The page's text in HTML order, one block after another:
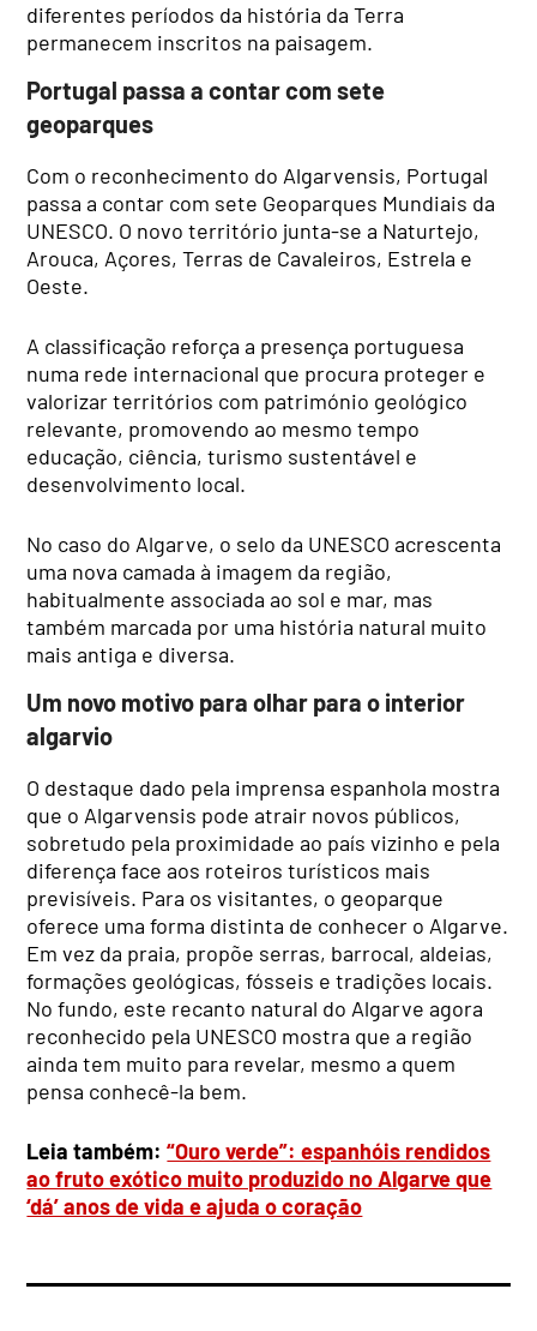
diferentes períodos da história da Terra
permanecem inscritos na paisagem.
Portugal passa a contar com sete
geoparques
Com o reconhecimento do Algarvensis, Portugal
passa a contar com sete Geoparques Mundiais da
UNESCO. O novo território junta-se a Naturtejo,
Arouca, Açores, Terras de Cavaleiros, Estrela e
Oeste.
A classificação reforça a presença portuguesa
numa rede internacional que procura proteger e
valorizar territórios com património geológico
relevante, promovendo ao mesmo tempo
educação, ciência, turismo sustentável e
desenvolvimento local.
No caso do Algarve, o selo da UNESCO acrescenta
uma nova camada à imagem da região,
habitualmente associada ao sol e mar, mas
também marcada por uma história natural muito
mais antiga e diversa.
Um novo motivo para olhar para o interior
algarvio
O destaque dado pela imprensa espanhola mostra
que o Algarvensis pode atrair novos públicos,
sobretudo pela proximidade ao país vizinho e pela
diferença face aos roteiros turísticos mais
previsíveis. Para os visitantes, o geoparque
oferece uma forma distinta de conhecer o Algarve.
Em vez da praia, propõe serras, barrocal, aldeias,
formações geológicas, fósseis e tradições locais.
No fundo, este recanto natural do Algarve agora
reconhecido pela UNESCO mostra que a região
ainda tem muito para revelar, mesmo a quem
pensa conhecê-la bem.
Leia também:“Ouro verde”: espanhóis rendidos
ao fruto exótico muito produzido no Algarve que
‘dá’ anos de vida e ajuda o coração